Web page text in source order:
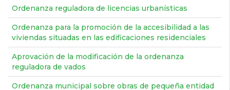
Ordenanza reguladora de licencias urbanísticas
Ordenanza para la promoción de la accesibilidad a las
viviendas situadas en las edificaciones residenciales
Aprovación de la modificación de la ordenanza
reguladora de vados
Ordenanza municipal sobre obras de pequeña entidad